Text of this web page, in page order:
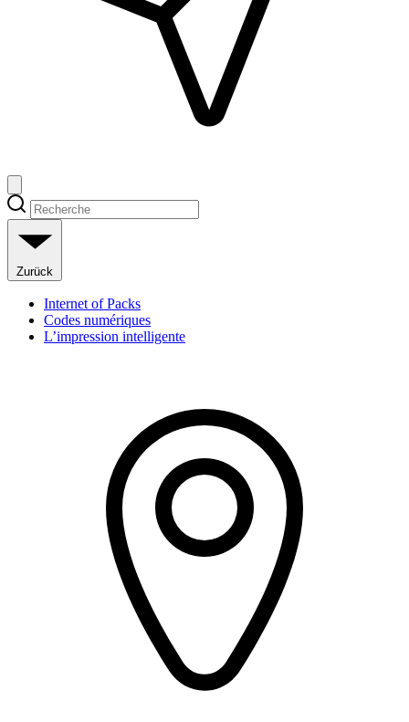
Zurück
Internet of Packs
Codes numériques
L’impression intelligente